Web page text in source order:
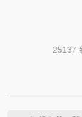
25137